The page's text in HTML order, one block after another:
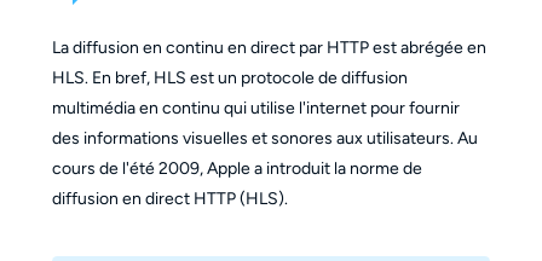
La diffusion en continu en direct par HTTP est abrégée en
HLS. En bref, HLS est un protocole de diffusion
multimédia en continu qui utilise l'internet pour fournir
des informations visuelles et sonores aux utilisateurs. Au
cours de l'été 2009, Apple a introduit la norme de
diffusion en direct HTTP (HLS).